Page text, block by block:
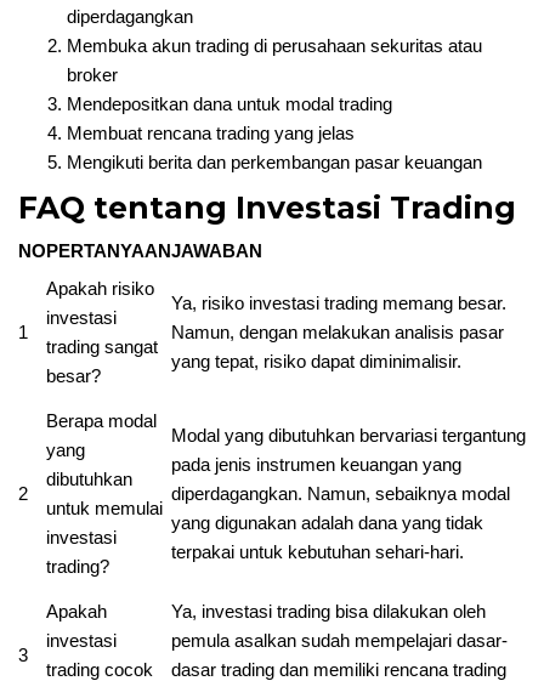
diperdagangkan
Membuka akun trading di perusahaan sekuritas atau
broker
Mendepositkan dana untuk modal trading
Membuat rencana trading yang jelas
Mengikuti berita dan perkembangan pasar keuangan
FAQ tentang Investasi Trading
NOPERTANYAANJAWABAN
1
Apakah risiko
investasi
trading sangat
besar?
Ya, risiko investasi trading memang besar.
Namun, dengan melakukan analisis pasar
yang tepat, risiko dapat diminimalisir.
2
Berapa modal
yang
dibutuhkan
untuk memulai
investasi
trading?
Modal yang dibutuhkan bervariasi tergantung
pada jenis instrumen keuangan yang
diperdagangkan. Namun, sebaiknya modal
yang digunakan adalah dana yang tidak
terpakai untuk kebutuhan sehari-hari.
3
Apakah
investasi
trading cocok
Ya, investasi trading bisa dilakukan oleh
pemula asalkan sudah mempelajari dasar-
dasar trading dan memiliki rencana trading